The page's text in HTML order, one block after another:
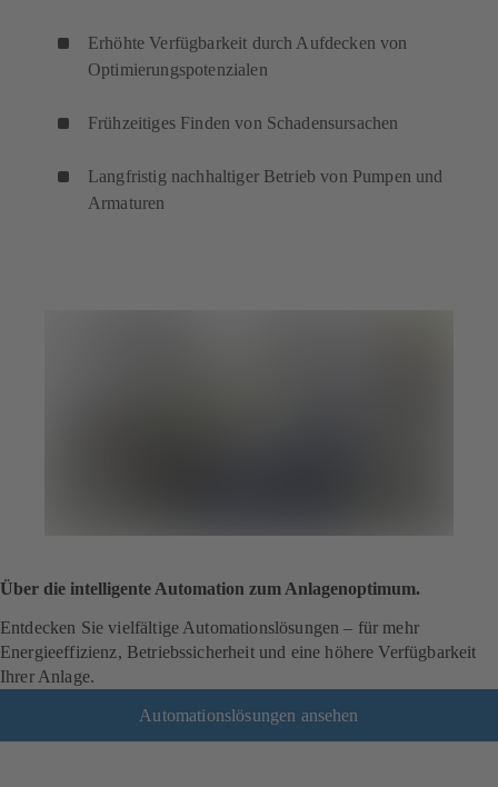
Erhöhte Verfügbarkeit durch Aufdecken von
Optimierungspotenzialen
Frühzeitiges Finden von Schadensursachen
Langfristig nachhaltiger Betrieb von Pumpen und
Armaturen
Über die intelligente Automation zum Anlagenoptimum.
Entdecken Sie vielfältige Automationslösungen – für mehr
Energieeffizienz, Betriebssicherheit und eine höhere Verfügbarkeit
Ihrer Anlage.
Automationslösungen ansehen